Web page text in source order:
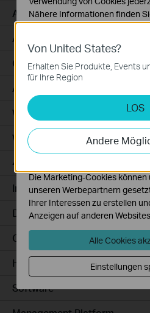
Access
Access Pro
GPON
Agile
Wired Gateways
WiFi Gateways
4G/5G WiFi Gateways
Integrated Gateways
DSL Gateways
Cloud-Based
Hardware
Software
Von United States?
Erhalten Sie Produkte, Events
für Ihre Region
LOS
Andere
Nähere Informationen finden
Datenschutzhinweisen.
Notwendige Cookies
Diese Cookies sind zur Funktion
erforderlich und können in
Analyse- und Marketing-
Analyse-Cookies ermöglichen
auf unserer Website zu
Funktionsweise unserer
Die Marketing-Cookies können
unseren Werbepartnern
Ihrer Interessen zu erstellen
Anzeigen auf anderen
Alle Cookies
Einstellungen